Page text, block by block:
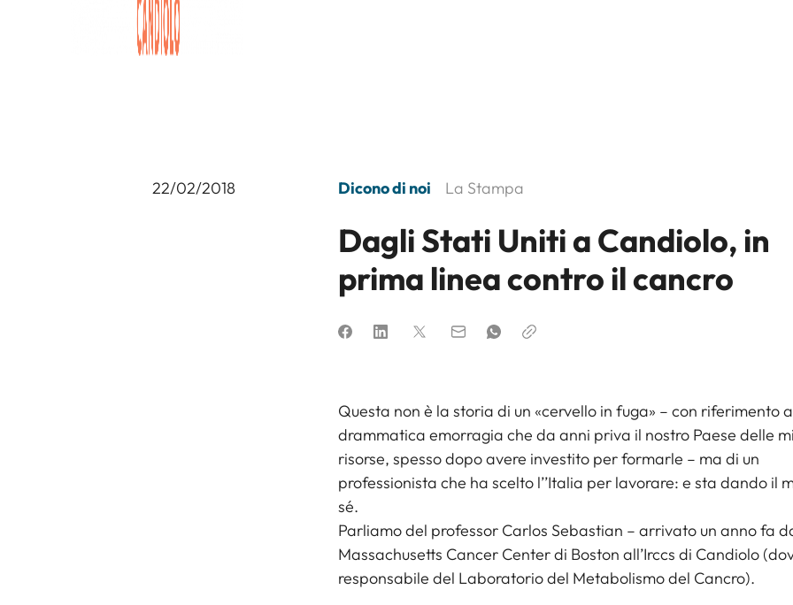
22/02/2018 Dicono di noi La Stampa
Dagli Stati Uniti a Candiolo, in
prima linea contro il cancro
Questa non è la storia di un «cervello in fuga» – con riferimento
drammatica emorragia che da anni priva il nostro Paese delle
risorse, spesso dopo avere investito per formarle – ma di un
professionista che ha scelto l’’Italia per lavorare: e sta dando il
sé.
Parliamo del professor Carlos Sebastian – arrivato un anno fa
Massachusetts Cancer Center di Boston all’Irccs di Candiolo
responsabile del Laboratorio del Metabolismo del Cancro).